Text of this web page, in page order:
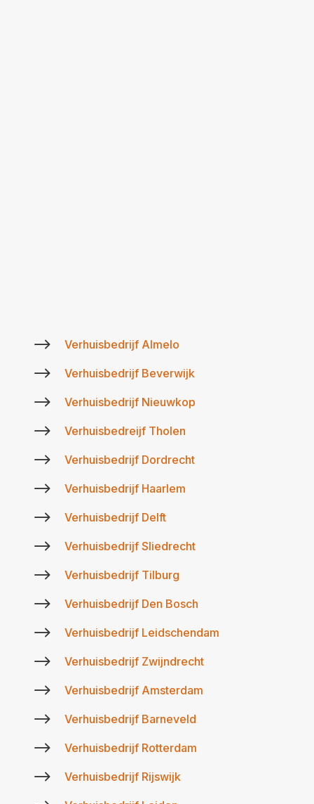
$ Verhuisbedrijf Almelo
$ Verhuisbedrijf Beverwijk
$ Verhuisbedrijf Nieuwkop
$ Verhuisbedreijf Tholen
$ Verhuisbedrijf Dordrecht
$ Verhuisbedrijf Haarlem
$ Verhuisbedrijf Delft
$ Verhuisbedrijf Sliedrecht
$ Verhuisbedrijf Tilburg
$ Verhuisbedrijf Den Bosch
$ Verhuisbedrijf Leidschendam
$ Verhuisbedrijf Zwijndrecht
$ Verhuisbedrijf Amsterdam
$ Verhuisbedrijf Barneveld
$ Verhuisbedrijf Rotterdam
$ Verhuisbedrijf Rijswijk